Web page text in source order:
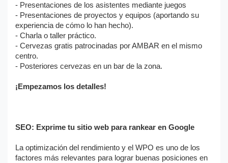
- Presentaciones de los asistentes mediante juegos
- Presentaciones de proyectos y equipos (aportando su
experiencia de cómo lo han hecho).
- Charla o taller práctico.
- Cervezas gratis patrocinadas por AMBAR en el mismo
centro.
- Posteriores cervezas en un bar de la zona.
¡Empezamos los detalles!
SEO: Exprime tu sitio web para rankear en Google
La optimización del rendimiento y el WPO es uno de los
factores más relevantes para lograr buenas posiciones en